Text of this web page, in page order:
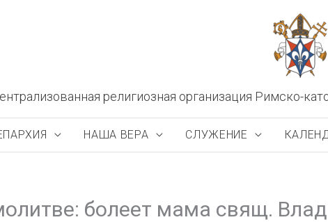
религиозная организация Римско-
НАША ВЕРА СЛУЖЕНИЕ
болеет мама свящ.